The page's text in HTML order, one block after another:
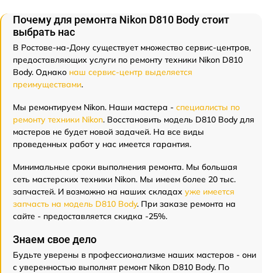
Почему для ремонта Nikon D810 Body стоит
выбрать нас
В Ростове-на-Дону существует множество сервис-центров,
предоставляющих услуги по ремонту техники Nikon D810
Body. Однако наш сервис-центр выделяется
преимуществами.
Мы ремонтируем Nikon. Наши мастера - специалисты по
ремонту техники Nikon. Восстановить модель D810 Body для
мастеров не будет новой задачей. На все виды
проведенных работ у нас имеется гарантия.
Минимальные сроки выполнения ремонта. Мы большая
сеть мастерских техники Nikon. Мы имеем более 20 тыс.
запчастей. И возможно на наших складах уже имеется
запчасть на модель D810 Body. При заказе ремонта на
сайте - предоставляется скидка -25%.
Знаем свое дело
Будьте уверены в профессионализме наших мастеров - они
с уверенностью выполнят ремонт Nikon D810 Body. По